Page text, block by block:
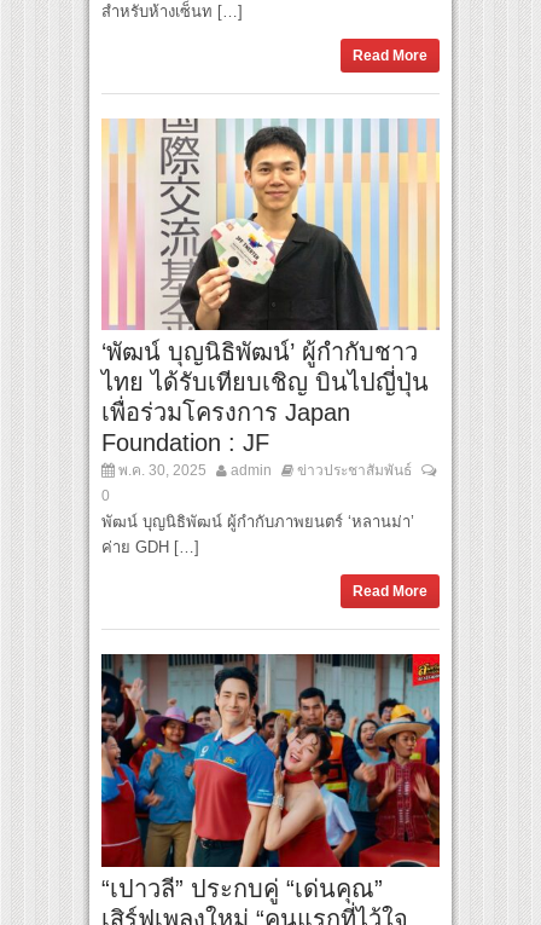
สำหรับห้างเซ็นท […]
Read More
‘พัฒน์ บุญนิธิพัฒน์’ ผู้กำกับชาว
ไทย ได้รับเทียบเชิญ บินไปญี่ปุ่น
เพื่อร่วมโครงการ Japan
Foundation : JF
พ.ค. 30, 2025 admin
ข่าวประชาสัมพันธ์
0
พัฒน์ บุญนิธิพัฒน์ ผู้กำกับภาพยนตร์ ‘หลานม่า’
ค่าย GDH […]
Read More
“เปาวลี” ประกบคู่ “เด่นคุณ”
เสิร์ฟเพลงใหม่ “คนแรกที่ไว้ใจ